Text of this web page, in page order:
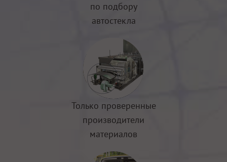
по подбору
автостекла
Только проверенные
производители
материалов